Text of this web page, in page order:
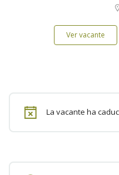
Ver vacante
La vacante ha